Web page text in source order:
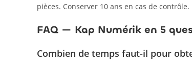
pièces. Conserver 10 ans en cas de contrôle.
FAQ — Kap Numérik en 5
Combien de temps faut-il pour